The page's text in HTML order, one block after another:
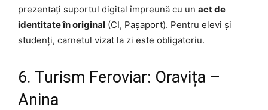
prezentați suportul digital împreună cu un act de
identitate în original (CI, Pașaport). Pentru elevi și
studenți, carnetul vizat la zi este obligatoriu.
6. Turism Feroviar: Oravița –
Anina